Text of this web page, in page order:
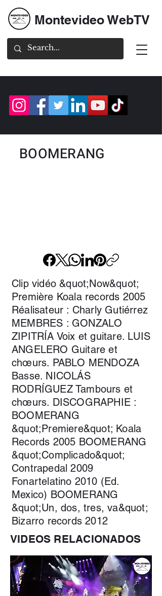
Montevideo WebTV
BOOMERANG
Clip vidéo &quot;Now&quot;
Première Koala records 2005
Réalisateur : Charly Gutiérrez
MEMBRES : GONZALO
ZIPITRÍA Voix et guitare. LUIS
ANGELERO Guitare et
chœurs. PABLO MENDOZA
Basse. NICOLÁS
RODRÍGUEZ Tambours et
chœurs. DISCOGRAPHIE :
BOOMERANG
&quot;Premiere&quot; Koala
Records 2005 BOOMERANG
&quot;Complicado&quot;
Contrapedal 2009
Fonartelatino 2010 (Ed.
Mexico) BOOMERANG
&quot;Un, dos, tres, va&quot;
Bizarro records 2012
VIDEOS RELACIONADOS